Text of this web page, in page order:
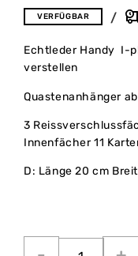
VERFÜGBAR
Echtleder Handy I-
verstellen
Quastenanhänger
3
Innenfächer 11
D: Länge 20 cm